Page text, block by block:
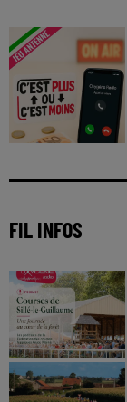
FIL INFOS